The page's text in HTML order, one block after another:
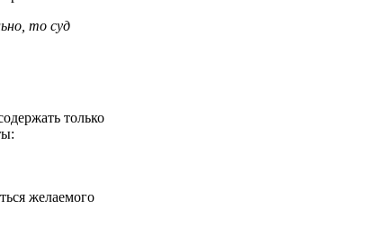
то суд
только
желаемого